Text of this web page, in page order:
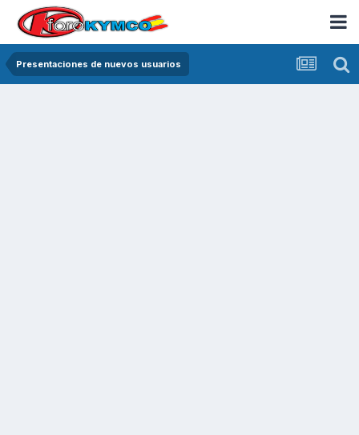
Presentaciones de nuevos usuarios